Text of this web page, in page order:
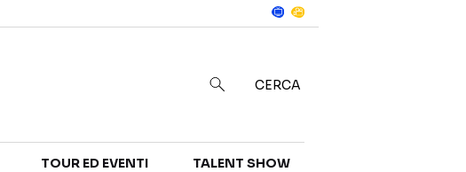
CERCA
TOUR ED EVENTI TALENT SHOW